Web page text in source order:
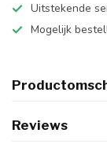
Uitstekende
Mogelijk
Reviews